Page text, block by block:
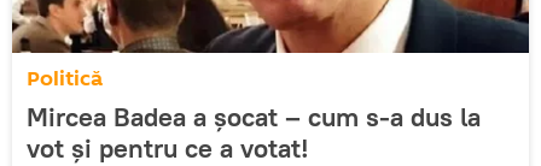
Politică
Mircea Badea a șocat – cum s-a dus la
vot și pentru ce a votat!